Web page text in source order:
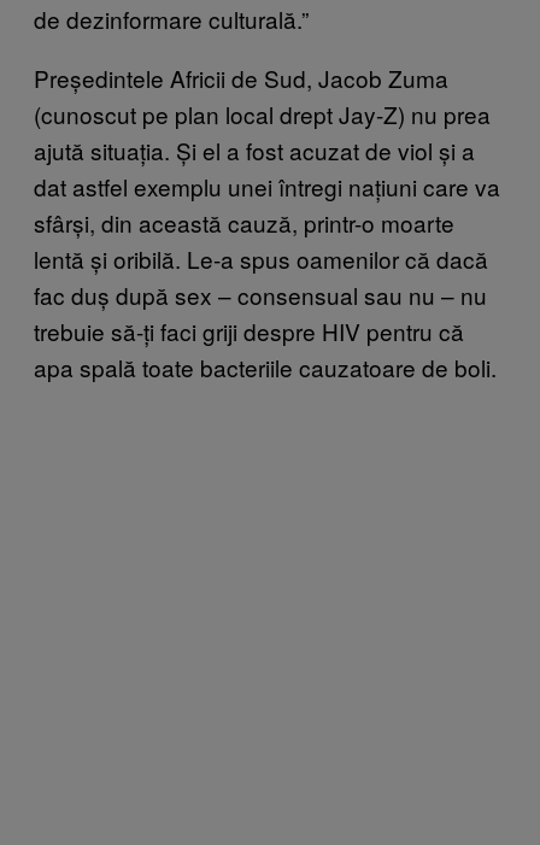
de dezinformare culturală.”
Președintele Africii de Sud, Jacob Zuma
(cunoscut pe plan local drept Jay-Z) nu prea
ajută situația. Și el a fost acuzat de viol și a
dat astfel exemplu unei întregi națiuni care va
sfârși, din această cauză, printr-o moarte
lentă și oribilă. Le-a spus oamenilor că dacă
fac duș după sex – consensual sau nu – nu
trebuie să-ți faci griji despre HIV pentru că
apa spală toate bacteriile cauzatoare de boli.